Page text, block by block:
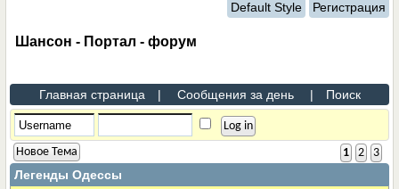
Default Style Регистрация
Шансон - Портал - форум
Главная страница | Сообщения за день | Поиск
1 2 3
Новое Тема
Легенды Одессы